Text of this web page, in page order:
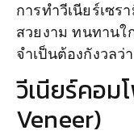
การทำวีเนียร์เซ
สวยงาม ทนทานใ
จำเป็นต้องกังวล
วีเนียร์คอม
Veneer)